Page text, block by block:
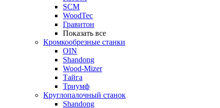
SCM
WoodTec
Гравитон
Показать все
Кромкообрезные станки
OIN
Shandong
Wood-Mizer
Тайга
Триумф
Круглопалочный станок
Shandong